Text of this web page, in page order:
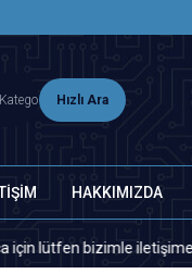
Hızlı Ara
HAKKIMIZDA
bizimle iletişime geçiniz.